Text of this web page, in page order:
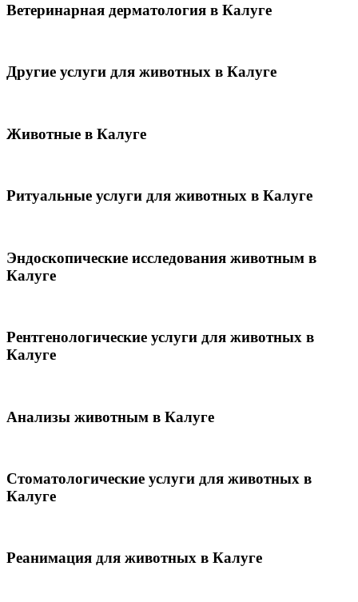
Ветеринарная дерматология в Калуге
Другие услуги для животных в Калуге
Животные в Калуге
Ритуальные услуги для животных в Калуге
Эндоскопические исследования животным в
Калуге
Рентгенологические услуги для животных в
Калуге
Анализы животным в Калуге
Стоматологические услуги для животных в
Калуге
Реанимация для животных в Калуге